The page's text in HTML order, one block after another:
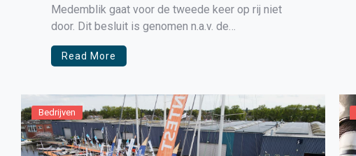
kan vinden”
Medemblik gaat voor de tweede keer op rij niet
door. Dit besluit is genomen n.a.v. de
persconferentie van afgelopen vrijdag, waarin
werd aangekondigd dat er tot 20 september geen
coronamaatregelen voor evenementen. Het
moeten afblazen van het jaarlijkse […]
Read More
Bedrijven